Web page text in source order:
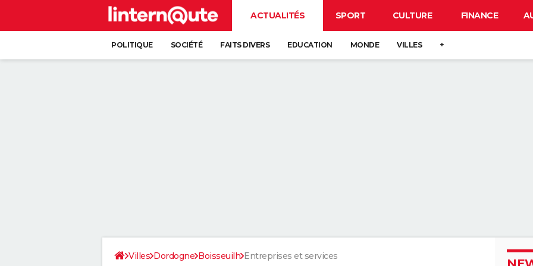
ACTUALITÉS SPORT CULTURE FINANCE
POLITIQUE SOCIÉTÉ FAITS DIVERS EDUCATION MONDE VILLES +
Villes Dordogne Boisseuilh Entreprises et services